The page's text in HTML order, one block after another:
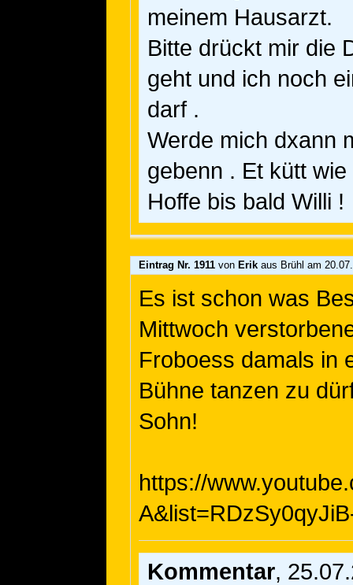
meinem Hausarzt.
Bitte drückt mir die
geht und ich noch
darf .
Werde mich dxann
gebenn . Et kütt
Hoffe bis bald Willi !
Eintrag Nr. 1911 von Erik aus Brühl am
Es ist schon was
Mittwoch
Froboess damals in
Bühne tanzen zu
Sohn!
https://
Kommentar,